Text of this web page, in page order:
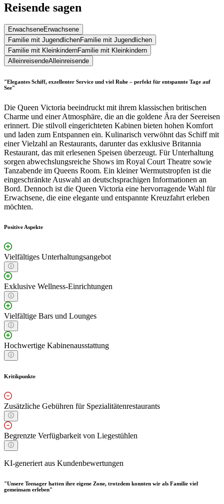
Reisende sagen
ErwachseneErwachsene
Familie mit JugendlichenFamilie mit Jugendlichen
Familie mit KleinkindernFamilie mit Kleinkindern
AlleinreisendeAlleinreisende
"Elegantes Schiff, exzellenter Service und viel Ruhe – perfekt für entspannte Tage auf
See"
Die Queen Victoria beeindruckt mit ihrem klassischen britischen
Charme und einer Atmosphäre, die an die goldene Ära der Seereisen
erinnert. Die stilvoll eingerichteten Kabinen bieten hohen Komfort
und laden zum Entspannen ein. Kulinarisch verwöhnt das Schiff mit
einer Vielzahl an Restaurants, darunter das exklusive Britannia
Restaurant, das mit erlesenen Speisen überzeugt. Für Unterhaltung
sorgen abwechslungsreiche Shows im Royal Court Theatre sowie
Tanzabende im Queens Room. Ein kleiner Wermutstropfen ist die
eingeschränkte Auswahl an deutschsprachigen Informationen an
Bord. Dennoch ist die Queen Victoria eine hervorragende Wahl für
Erwachsene, die eine elegante und entspannte Kreuzfahrt erleben
möchten.
Positive Aspekte
Vielfältiges Unterhaltungsangebot
Exklusive Wellness-Einrichtungen
Vielfältige Bars und Lounges
Hochwertige Kabinenausstattung
Kritikpunkte
Zusätzliche Gebühren für Spezialitätenrestaurants
Begrenzte Verfügbarkeit von Liegestühlen
KI-generiert aus Kundenbewertungen
"Unsere Teenager hatten ihre eigene Zone, trotzdem konnten wir als Familie viel
gemeinsam erleben"